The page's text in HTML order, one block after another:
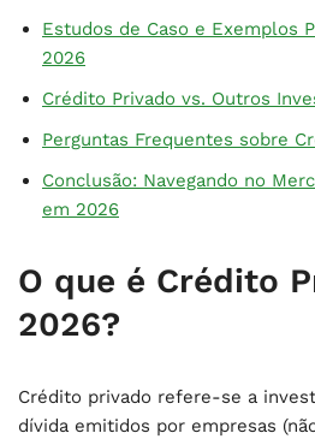
Estudos de Caso e Exemplos
2026
Crédito Privado vs. Outros
Perguntas Frequentes sobre
Conclusão: Navegando no
em 2026
O que é Crédito
2026?
Crédito privado refere-se a
dívida emitidos por empresas